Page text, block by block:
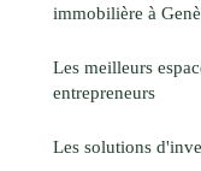
immobilière à
Les meilleurs
entrepreneurs
Les solutions